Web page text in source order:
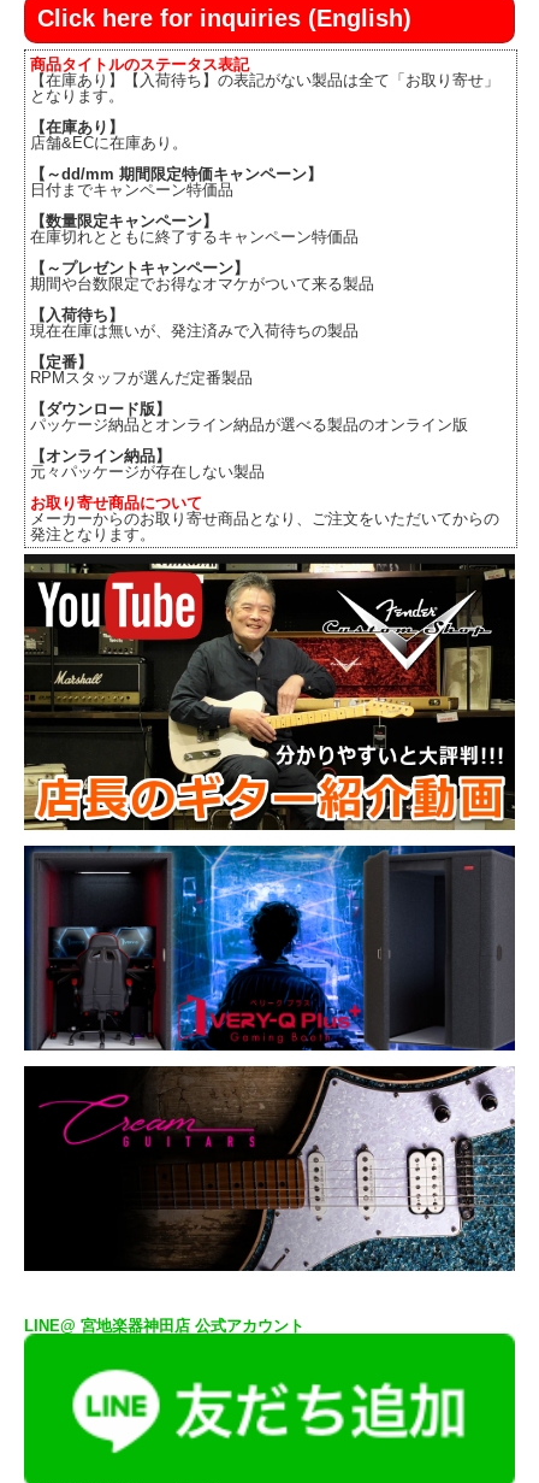
Click here for inquiries (English)
商品タイトルのステータス表記
【在庫あり】【入荷待ち】の表記がない製品は全て「お取り寄せ」
となります。
【在庫あり】
店舗&ECに在庫あり。
【～dd/mm 期間限定特価キャンペーン】
日付までキャンペーン特価品
【数量限定キャンペーン】
在庫切れとともに終了するキャンペーン特価品
【～プレゼントキャンペーン】
期間や台数限定でお得なオマケがついて来る製品
【入荷待ち】
現在在庫は無いが、発注済みで入荷待ちの製品
【定番】
RPMスタッフが選んだ定番製品
【ダウンロード版】
パッケージ納品とオンライン納品が選べる製品のオンライン版
【オンライン納品】
元々パッケージが存在しない製品
お取り寄せ商品について
メーカーからのお取り寄せ商品となり、ご注文をいただいてからの
発注となります。
LINE@ 宮地楽器神田店 公式アカウント